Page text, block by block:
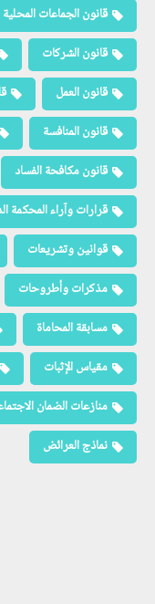
قانون الجماعات المحلية
قانون الشركات
قانون العمل
قانون المنافسة
قانون مكافحة الفساد
قرارات وآراء المحكمة
قوانين وتشريعات
مذكرات وأطروحات
مسابقة المحاماة
مقياس الإثبات
منازعات الضمان
نماذج العرائض